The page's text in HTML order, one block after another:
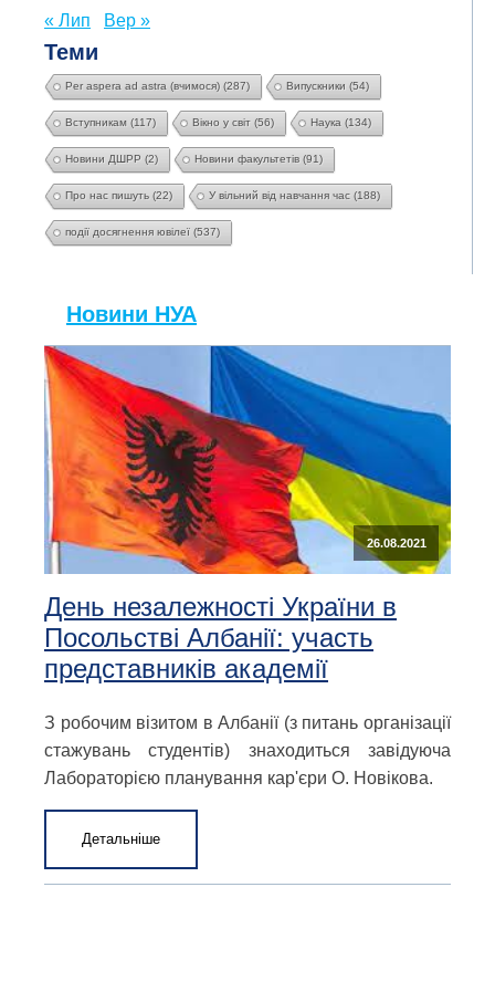
« Лип
Вер »
Теми
Per aspera ad astra (вчимося) (287) Випускники (54)
Вступникам (117) Вікно у світ (56) Наука (134)
Новини ДШРР (2) Новини факультетів (91)
Про нас пишуть (22) У вільний від навчання час (188)
події досягнення ювілеї (537)
Новини НУА
26.08.2021
День незалежності України в
Посольстві Албанії: участь
представників академії
З робочим візитом в Албанії (з питань організації
стажувань студентів) знаходиться завідуюча
Лабораторією планування кар'єри О. Новікова.
Детальніше